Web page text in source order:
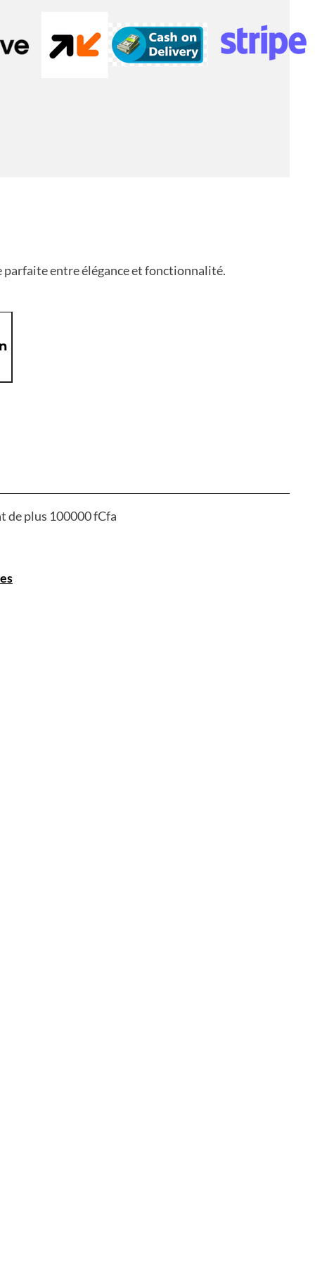
parfaite entre élégance et fonctionnalité.
de plus 100000 fCfa